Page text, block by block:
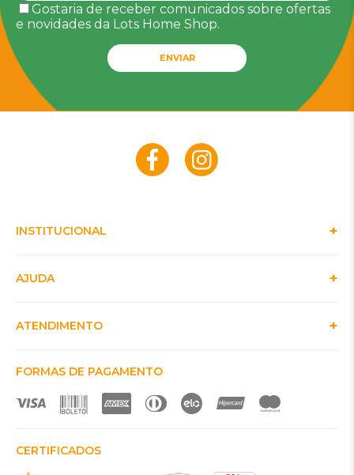
Gostaria de receber comunicados sobre ofertas
e novidades da Lots Home Shop.
ENVIAR
INSTITUCIONAL
AJUDA
ATENDIMENTO
FORMAS DE PAGAMENTO
CERTIFICADOS